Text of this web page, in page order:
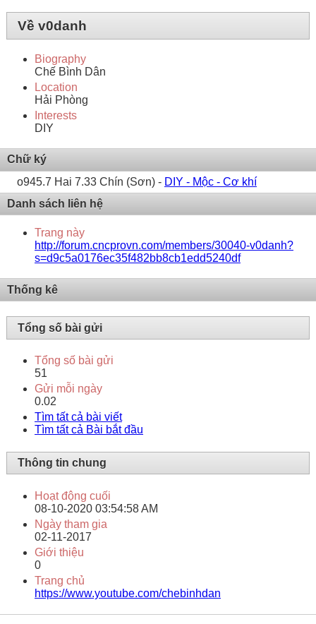
Về v0danh
Biography
Chế Bình Dân
Location
Hải Phòng
Interests
DIY
Chữ ký
o945.7 Hai 7.33 Chín (Sơn) - DIY - Mộc - Cơ khí
Danh sách liên hệ
Trang này
http://forum.cncprovn.com/members/30040-v0danh?
s=d9c5a0176ec35f482bb8cb1edd5240df
Thống kê
Tổng số bài gửi
Tổng số bài gửi
51
Gửi mỗi ngày
0.02
Tìm tất cả bài viết
Tìm tất cả Bài bắt đầu
Thông tin chung
Hoạt động cuối
08-10-2020 03:54:58 AM
Ngày tham gia
02-11-2017
Giới thiệu
0
Trang chủ
https://www.youtube.com/chebinhdan